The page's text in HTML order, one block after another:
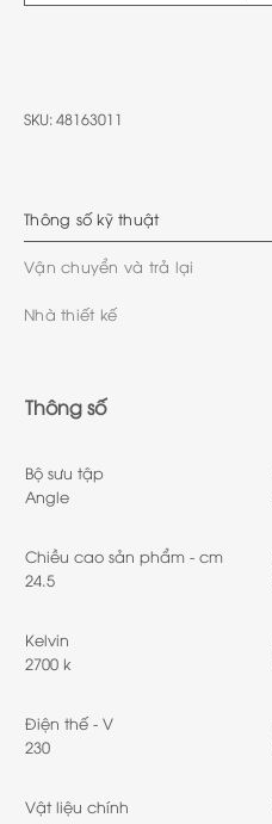
SKU:48163011
Thông số kỹ thuật
Vận chuyển và trả lại
Nhà thiết kế
Thông số
Bộ sưu tập
Angle
Chiều cao sản phẩm - cm
24.5
Kelvin
2700 k
Điện thế - V
230
Vật liệu chính